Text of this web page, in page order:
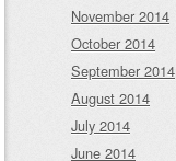
November 2014
October 2014
September 2014
August 2014
July 2014
June 2014